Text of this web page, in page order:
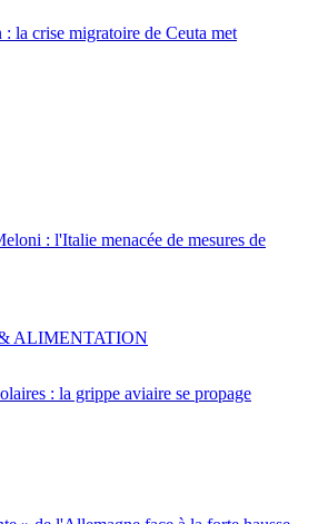
: la crise migratoire de Ceuta met
: l'Italie menacée de mesures de
: la grippe aviaire se propage
ALIMENTATION